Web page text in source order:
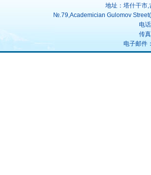
地址：塔什干市
№.79,Academician Gulomov
电
传
电子邮件